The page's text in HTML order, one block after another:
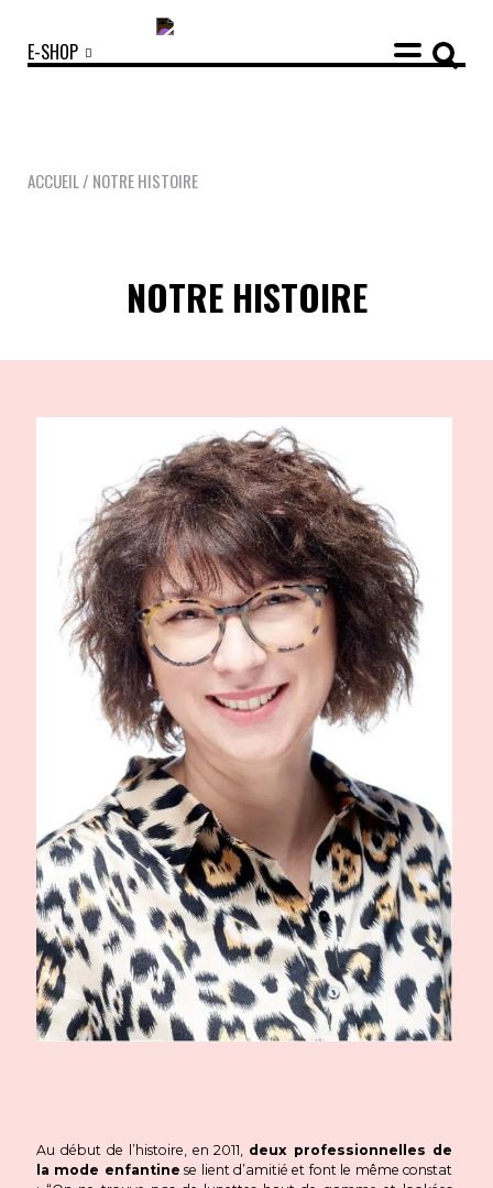
NOUVEAUTÉS OPTIQUES SOLAIRES ACCESSOIRES
MANIFESTO
LOOKBOOKS
POINTS DE VENTE
CONTACT
NOUS CONTACTER PRESSE & PARTENARIATS
E-SHOP
ACCUEIL / NOTRE HISTOIRE
NOTRE HISTOIRE
Au début de l’histoire, en 2011, deux professionnelles de
la mode enfantine se lient d’amitié et font le même constat